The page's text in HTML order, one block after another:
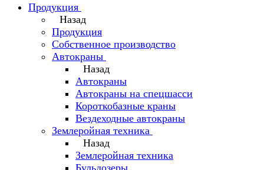
Продукция
Назад
Продукция
Собственное производство
Автокраны
Назад
Автокраны
Автокраны на спецшасси
Короткобазные краны
Вездеходные автокраны
Землеройная техника
Назад
Землеройная техника
Бульдозеры